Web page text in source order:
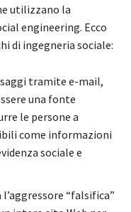
utilizzano la
engineering. Ecco
di ingegneria sociale:
tramite e-mail,
una fonte
le persone a
come informazioni
sociale e
“falsifica”